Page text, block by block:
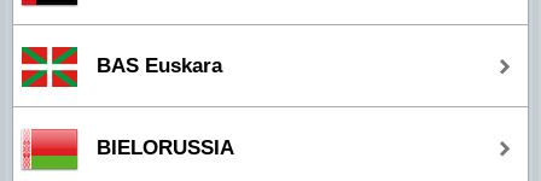
BAS Euskara
BIELORUSSIA